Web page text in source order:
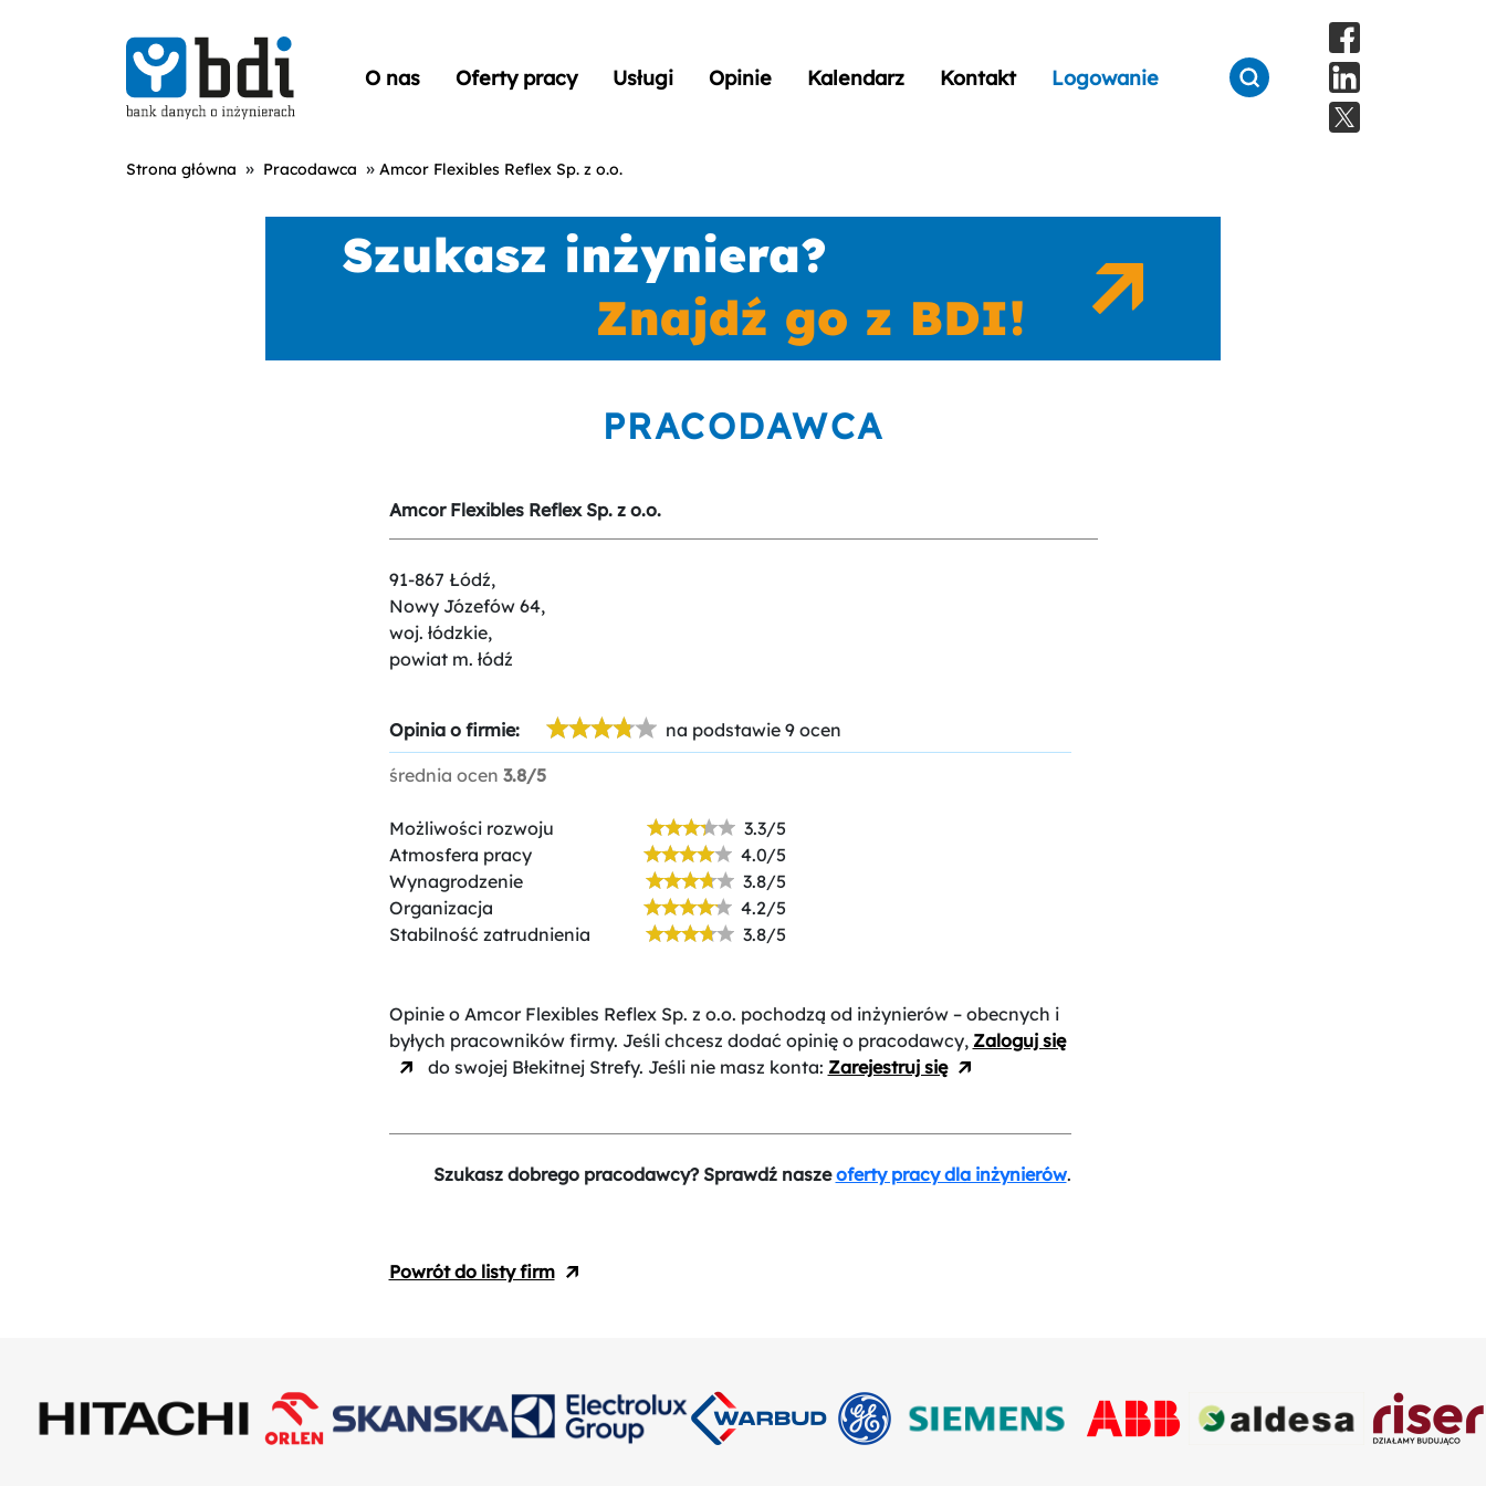
O nas Oferty pracy Usługi Opinie Kalendarz Kontakt Logowanie
Strona główna » Pracodawca » Amcor Flexibles Reflex Sp. z o.o.
PRACODAWCA
Amcor Flexibles Reflex Sp. z o.o.
91-867 Łódź,
Nowy Józefów 64,
woj. łódzkie,
powiat m. łódź
Opinia o firmie: na podstawie 9 ocen
średnia ocen 3.8/5
Możliwości rozwoju
3.3/5
Atmosfera pracy
4.0/5
Wynagrodzenie
3.8/5
Organizacja
4.2/5
Stabilność zatrudnienia
3.8/5
Opinie o Amcor Flexibles Reflex Sp. z o.o. pochodzą od inżynierów – obecnych i
byłych pracowników firmy. Jeśli chcesz dodać opinię o pracodawcy, Zaloguj się
do swojej Błekitnej Strefy. Jeśli nie masz konta: Zarejestruj się
Szukasz dobrego pracodawcy? Sprawdź naszeoferty pracy dla inżynierów.
Powrót do listy firm